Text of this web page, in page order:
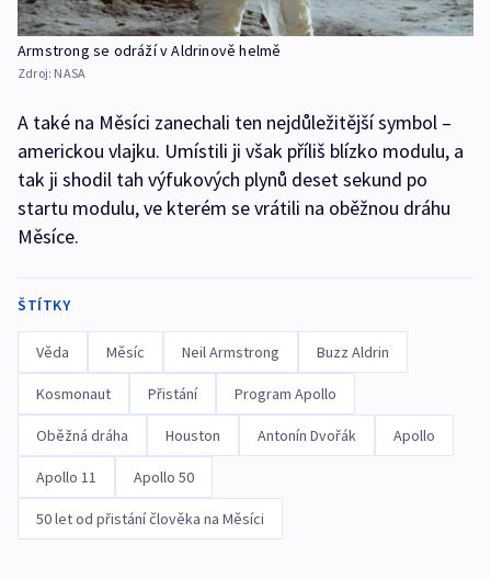
Armstrong se odráží v Aldrinově helmě
Zdroj: NASA
A také na Měsíci zanechali ten nejdůležitější symbol –
americkou vlajku. Umístili ji však příliš blízko modulu, a
tak ji shodil tah výfukových plynů deset sekund po
startu modulu, ve kterém se vrátili na oběžnou dráhu
Měsíce.
ŠTÍTKY
Věda Měsíc Neil Armstrong Buzz Aldrin
Kosmonaut Přistání Program Apollo
Oběžná dráha Houston Antonín Dvořák Apollo
Apollo 11 Apollo 50
50 let od přistání člověka na Měsíci